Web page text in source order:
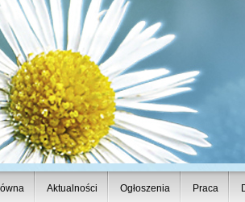
Aktualności Ogłoszenia Praca